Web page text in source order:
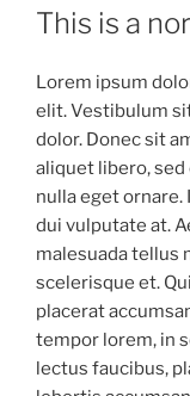
ON
This is a
Lorem ipsum
elit. Vestibulum
dolor. Donec sit
aliquet libero,
nulla eget
dui vulputate at.
malesuada tellus
scelerisque et.
placerat
tempor lorem, in
lectus faucibus,